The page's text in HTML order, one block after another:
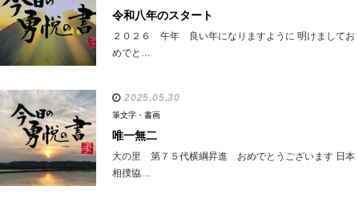
令和八年のスタート
２０２６ 午年 良い年になりますように 明けましてお
めでと…
2025.05.30
筆文字・書画
唯一無二
大の里 第７５代横綱昇進 おめでとうございます 日本
相撲協…